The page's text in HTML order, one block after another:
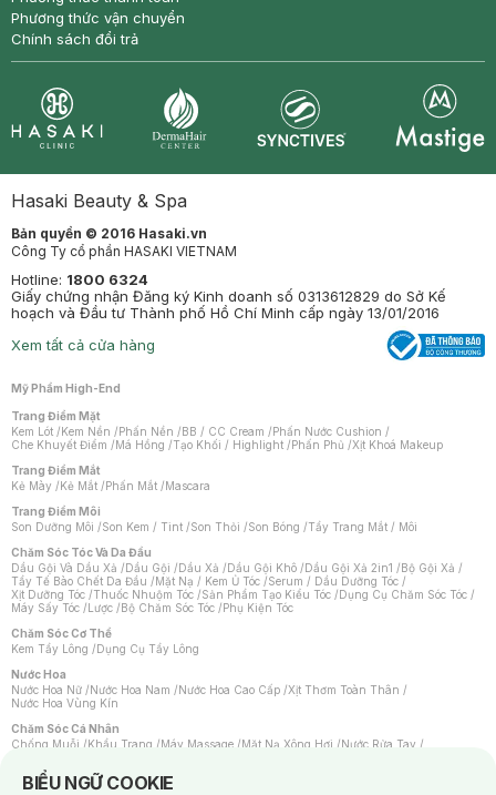
Phương thức vận chuyển
Chính sách đổi trả
Hasaki Beauty & Spa
Bản quyền © 2016 Hasaki.vn
Công Ty cổ phần HASAKI VIETNAM
Hotline: 1800 6324
Giấy chứng nhận Đăng ký Kinh doanh số 0313612829 do Sở Kế
hoạch và Đầu tư Thành phố Hồ Chí Minh cấp ngày 13/01/2016
Xem tất cả cửa hàng
Mỹ Phẩm High-End
Trang Điểm Mặt
Kem Lót /Kem Nền /Phấn Nền /BB / CC Cream /Phấn Nước Cushion /
Che Khuyết Điểm /Má Hồng /Tạo Khối / Highlight /Phấn Phủ /Xịt Khoá Makeup
Trang Điểm Mắt
Kẻ Mày /Kẻ Mắt /Phấn Mắt /Mascara
Trang Điểm Môi
Son Dưỡng Môi /Son Kem / Tint /Son Thỏi /Son Bóng /Tẩy Trang Mắt / Môi
Chăm Sóc Tóc Và Da Đầu
Dầu Gội Và Dầu Xả /Dầu Gội /Dầu Xả /Dầu Gội Khô /Dầu Gội Xả 2in1 /Bộ Gội Xả /
Tẩy Tế Bào Chết Da Đầu /Mặt Nạ / Kem Ủ Tóc /Serum / Dầu Dưỡng Tóc /
Xịt Dưỡng Tóc /Thuốc Nhuộm Tóc /Sản Phẩm Tạo Kiểu Tóc /Dụng Cụ Chăm Sóc Tóc /
Máy Sấy Tóc /Lược /Bộ Chăm Sóc Tóc /Phụ Kiện Tóc
Chăm Sóc Cơ Thể
Kem Tẩy Lông /Dụng Cụ Tẩy Lông
Nước Hoa
Nước Hoa Nữ /Nước Hoa Nam /Nước Hoa Cao Cấp /Xịt Thơm Toàn Thân /
Nước Hoa Vùng Kín
Chăm Sóc Cá Nhân
Chống Muỗi /Khẩu Trang /Máy Massage /Mặt Nạ Xông Hơi /Nước Rửa Tay /
Hỗ Trợ Trắng Răng
Tăm / Chỉ Nha Khoa/Xịt Thơm Miệng
BIỂU NGỮ COOKIE
Notice about cookies usage